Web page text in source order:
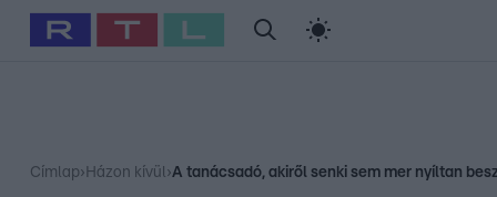
Babits Marcella Szellő István Most Wanted
Címlap› Házon kívül›A tanácsadó, akiről senki sem mer nyíltan